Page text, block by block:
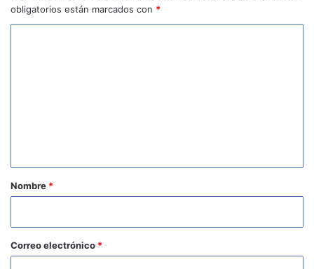
obligatorios están marcados con *
r
*
Nombre *
Correo electrónico *